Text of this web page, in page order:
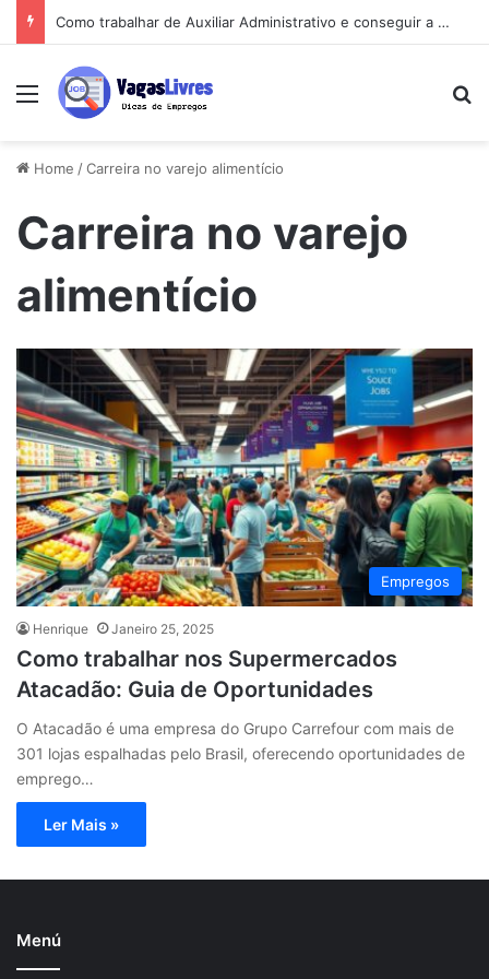
Como trabalhar de Auxiliar Administrativo e conseguir a primeira vaga rápido
Menu
Home /Carreira no varejo alimentício
Carreira no varejo
alimentício
Empregos
Henrique Janeiro 25, 2025
Como trabalhar nos Supermercados
Atacadão: Guia de Oportunidades
O Atacadão é uma empresa do Grupo Carrefour com mais de
301 lojas espalhadas pelo Brasil, oferecendo oportunidades de
emprego…
Ler Mais »
Menú